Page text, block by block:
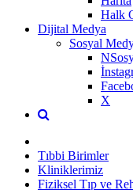
Halk
Dijital Medya
Sosyal
X
Tıbbi Birimler
Kliniklerimiz
Fiziksel Tıp ve